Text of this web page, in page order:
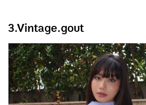
3.Vintage.gout